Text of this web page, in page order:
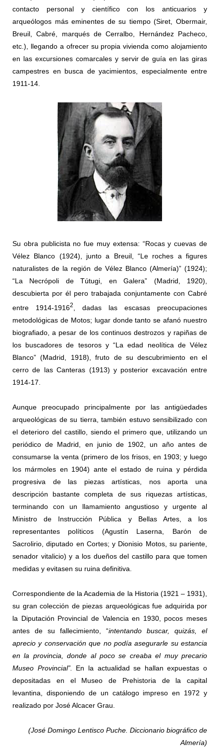
contacto personal y científico con los anticuarios y
arqueólogos más eminentes de su tiempo (Siret, Obermair,
Breuil, Cabré, marqués de Cerralbo, Hernández Pacheco,
etc.), llegando a ofrecer su propia vivienda como alojamiento
en las excursiones comarcales y servir de guía en las giras
campestres en busca de yacimientos, especialmente entre
1911-14.
Su obra publicista no fue muy extensa: “Rocas y cuevas de
Vélez Blanco (1924), junto a Breuil, “Le roches a figures
naturalistes de la región de Vélez Blanco (Almería)” (1924);
“La Necrópoli de Tútugi, en Galera” (Madrid, 1920),
descubierta por él pero trabajada conjuntamente con Cabré
entre 1914-19162
, dadas las escasas preocupaciones
metodológicas de Motos; lugar donde tanto se afanó nuestro
biografiado, a pesar de los continuos destrozos y rapiñas de
los buscadores de tesoros y “La edad neolítica de Vélez
Blanco” (Madrid, 1918), fruto de su descubrimiento en el
cerro de las Canteras (1913) y posterior excavación entre
1914-17.
Aunque preocupado principalmente por las antigüedades
arqueológicas de su tierra, también estuvo sensibilizado con
el deterioro del castillo, siendo el primero que, utilizando un
periódico de Madrid, en junio de 1902, un año antes de
consumarse la venta (primero de los frisos, en 1903; y luego
los mármoles en 1904) ante el estado de ruina y pérdida
progresiva de las piezas artísticas, nos aporta una
descripción bastante completa de sus riquezas artísticas,
terminando con un llamamiento angustioso y urgente al
Ministro de Instrucción Pública y Bellas Artes, a los
representantes políticos (Agustín Laserna, Barón de
Sacrolirio, diputado en Cortes; y Dionisio Motos, su pariente,
senador vitalicio) y a los dueños del castillo para que tomen
medidas y evitasen su ruina definitiva.
Correspondiente de la Academia de la Historia (1921 – 1931),
su gran colección de piezas arqueológicas fue adquirida por
la Diputación Provincial de Valencia en 1930, pocos meses
antes de su fallecimiento, “intentando buscar, quizás, el
aprecio y conservación que no podía asegurarle su estancia
en la provincia, donde al poco se creaba el muy precario
Museo Provincial”. En la actualidad se hallan expuestas o
depositadas en el Museo de Prehistoria de la capital
levantina, disponiendo de un catálogo impreso en 1972 y
realizado por José Alcacer Grau.
(José Domingo Lentisco Puche. Diccionario biográfico de
Almería)